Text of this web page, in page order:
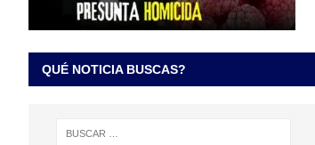
QUÉ NOTICIA BUSCAS?